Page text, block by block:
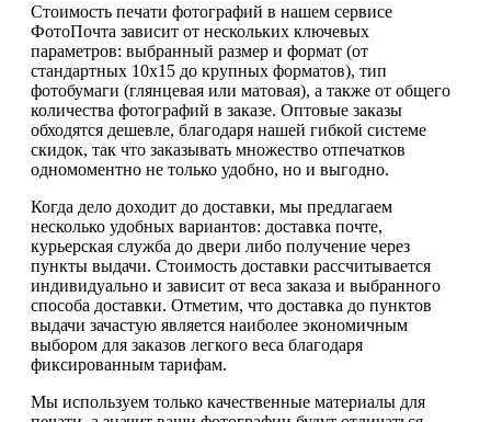
Стоимость печати фотографий в нашем сервисе
ФотоПочта зависит от нескольких ключевых
параметров: выбранный размер и формат (от
стандартных 10x15 до крупных форматов), тип
фотобумаги (глянцевая или матовая), а также от общего
количества фотографий в заказе. Оптовые заказы
обходятся дешевле, благодаря нашей гибкой системе
скидок, так что заказывать множество отпечатков
одномоментно не только удобно, но и выгодно.
Когда дело доходит до доставки, мы предлагаем
несколько удобных вариантов: доставка почте,
курьерская служба до двери либо получение через
пункты выдачи. Стоимость доставки рассчитывается
индивидуально и зависит от веса заказа и выбранного
способа доставки. Отметим, что доставка до пунктов
выдачи зачастую является наиболее экономичным
выбором для заказов легкого веса благодаря
фиксированным тарифам.
Мы используем только качественные материалы для